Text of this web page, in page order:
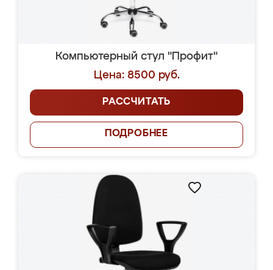
Компьютерный стул "Профит"
Цена: 8500 руб.
РАССЧИТАТЬ
ПОДРОБНЕЕ